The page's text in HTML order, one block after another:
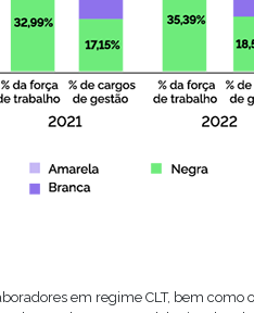
em regime CLT, bem como